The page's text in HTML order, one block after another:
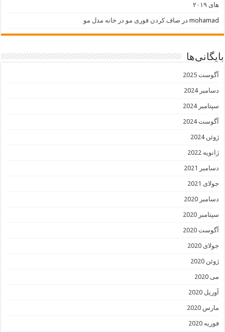
های ۲۰۱۹
mohamad در صاف کردن فوری مو در خانه مدل مو
بایگانی‌ها
آگوست 2025
دسامبر 2024
سپتامبر 2024
آگوست 2024
ژوئن 2024
ژانویه 2022
دسامبر 2021
جولای 2021
دسامبر 2020
سپتامبر 2020
آگوست 2020
جولای 2020
ژوئن 2020
می 2020
آوریل 2020
مارس 2020
فوریه 2020